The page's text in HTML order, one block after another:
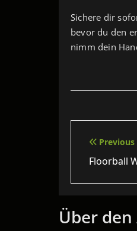
Sichere dir
bevor du den
nimm dein
Previous
Floorball
Über